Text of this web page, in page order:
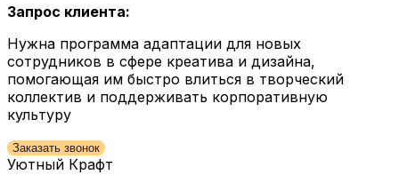
Запрос клиента:
Нужна программа адаптации для новых
сотрудников в сфере креатива и дизайна,
помогающая им быстро влиться в творческий
коллектив и поддерживать корпоративную
культуру
Заказать звонок
Уютный Крафт